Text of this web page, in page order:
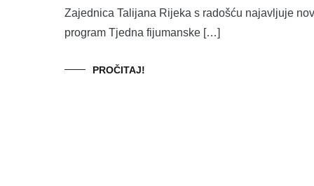
Zajednica Talijana Rijeka s radošću najavljuje
program Tjedna fijumanske […]
PROČITAJ!